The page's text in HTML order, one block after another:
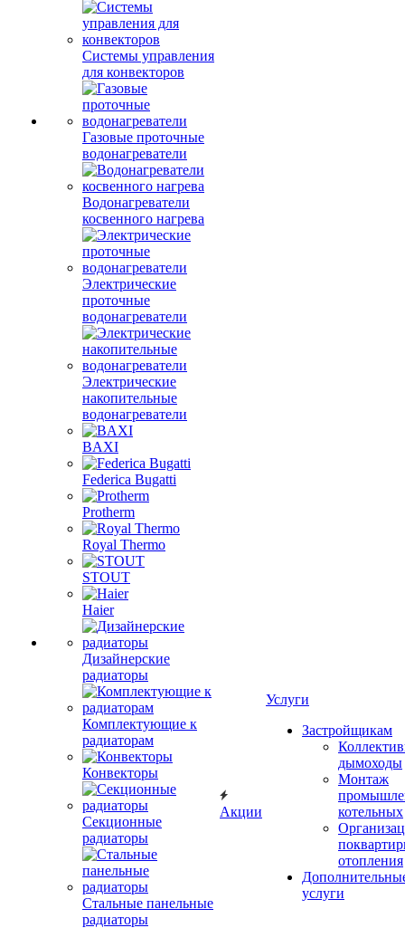
Системы управления
для конвекторов
Газовые проточные
водонагреватели
Водонагреватели
косвенного нагрева
Электрические
проточные
водонагреватели
Электрические
накопительные
водонагреватели
BAXI
Federica Bugatti
Protherm
Royal Thermo
STOUT
Haier
Дизайнерские
радиаторы
Комплектующие к
радиаторам
Конвекторы
Секционные
радиаторы
Стальные панельные
радиаторы
Акции
Услуги
Застройщикам
дымоходы
Монтаж
котельных
отопления
услуги